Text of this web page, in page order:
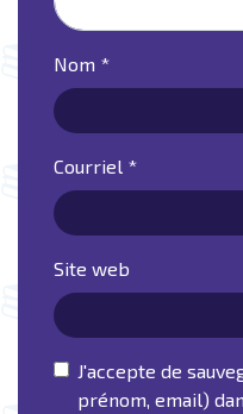
Nom *
Courriel *
Site web
J'accepte de
prénom, email)